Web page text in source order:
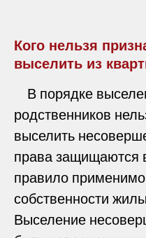
Кого нельзя
выселить из
В порядке
родственников
выселить
права защищаются
правило
собственности
Выселение